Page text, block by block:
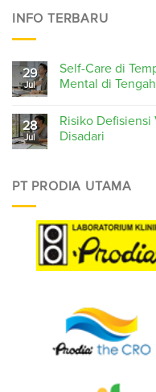
INFO TERBARU
29
Jul
Self-Care di
Mental di
28
Jul
Risiko
Disadari
PT PRODIA UTAMA